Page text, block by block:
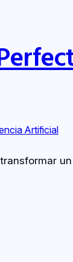
Artificial